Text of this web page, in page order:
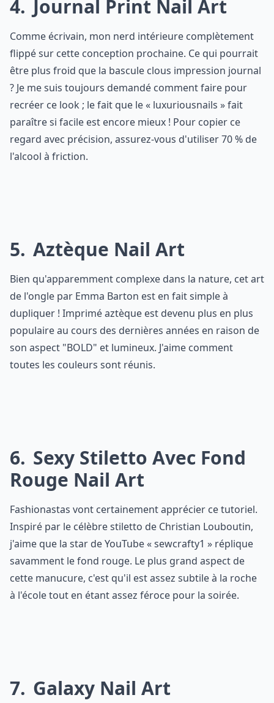
4 Journal Print Nail Art
Comme écrivain, mon nerd intérieure complètement
flippé sur cette conception prochaine. Ce qui pourrait
être plus froid que la bascule clous impression journal
? Je me suis toujours demandé comment faire pour
recréer ce look ; le fait que le « luxuriousnails » fait
paraître si facile est encore mieux ! Pour copier ce
regard avec précision, assurez-vous d'utiliser 70 % de
l'alcool à friction.
5 Aztèque Nail Art
Bien qu'apparemment complexe dans la nature, cet art
de l'ongle par Emma Barton est en fait simple à
dupliquer ! Imprimé aztèque est devenu plus en plus
populaire au cours des dernières années en raison de
son aspect "BOLD" et lumineux. J'aime comment
toutes les couleurs sont réunis.
6 Sexy Stiletto Avec Fond
Rouge Nail Art
Fashionastas vont certainement apprécier ce tutoriel.
Inspiré par le célèbre stiletto de Christian Louboutin,
j'aime que la star de YouTube « sewcrafty1 » réplique
savamment le fond rouge. Le plus grand aspect de
cette manucure, c'est qu'il est assez subtile à la roche
à l'école tout en étant assez féroce pour la soirée.
7 Galaxy Nail Art